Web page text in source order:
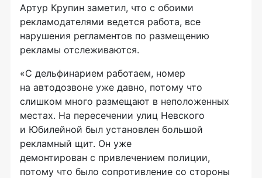
Артур Крупин заметил, что с обоими
рекламодателями ведется работа, все
нарушения регламентов по размещению
рекламы отслеживаются.
«С дельфинарием работаем, номер
на автодозвоне уже давно, потому что
слишком много размещают в неположенных
местах. На пересечении улиц Невского
и Юбилейной был установлен большой
рекламный щит. Он уже
демонтирован с привлечением полиции,
потому что было сопротивление со стороны